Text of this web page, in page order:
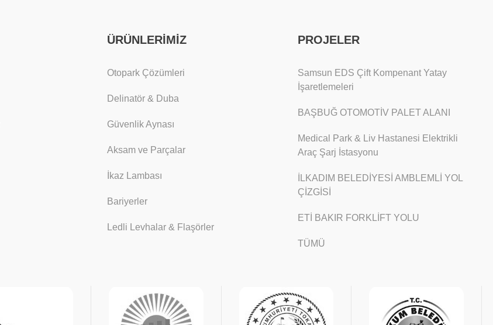
ÜRÜNLERİMİZ
Otopark Çözümleri
Delinatör & Duba
Güvenlik Aynası
Aksam ve Parçalar
İkaz Lambası
Bariyerler
Ledli Levhalar & Flaşörler
PROJELER
Samsun EDS Çift Kompenant Yatay
İşaretlemeleri
BAŞBUĞ OTOMOTİV PALET ALANI
Medical Park & Liv Hastanesi Elektrikli
Araç Şarj İstasyonu
İLKADIM BELEDİYESİ AMBLEMLİ YOL
ÇİZGİSİ
ETİ BAKIR FORKLİFT YOLU
TÜMÜ